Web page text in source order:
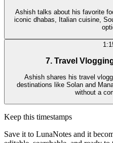
Ashish talks about his favorite
iconic dhabas, Italian cuisine,
7. Travel
Ashish shares his travel
destinations like Solan and
without a
Keep this timestamps
Save it to LunaNotes and it